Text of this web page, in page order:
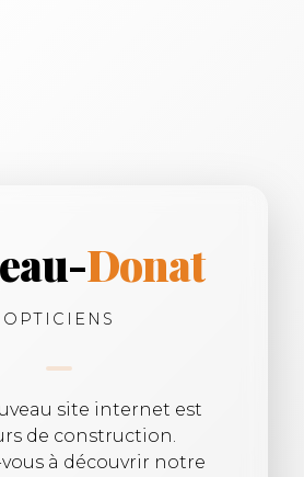
Donat
OPTICIENS
site internet est
de construction.
à découvrir notre